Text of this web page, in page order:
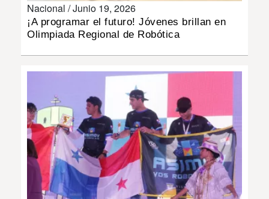
DEPORTES
MULTIMEDIA
IMPRESO
Nacional /Junio 19, 2026
¡A programar el futuro! Jóvenes brillan en
Olimpiada Regional de Robótica